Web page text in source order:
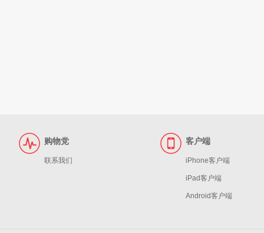
购物党
联系我们
客户端
iPhone客户端
iPad客户端
Android客户端